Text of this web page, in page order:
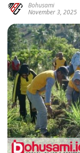
Bohusami
November 3, 2025